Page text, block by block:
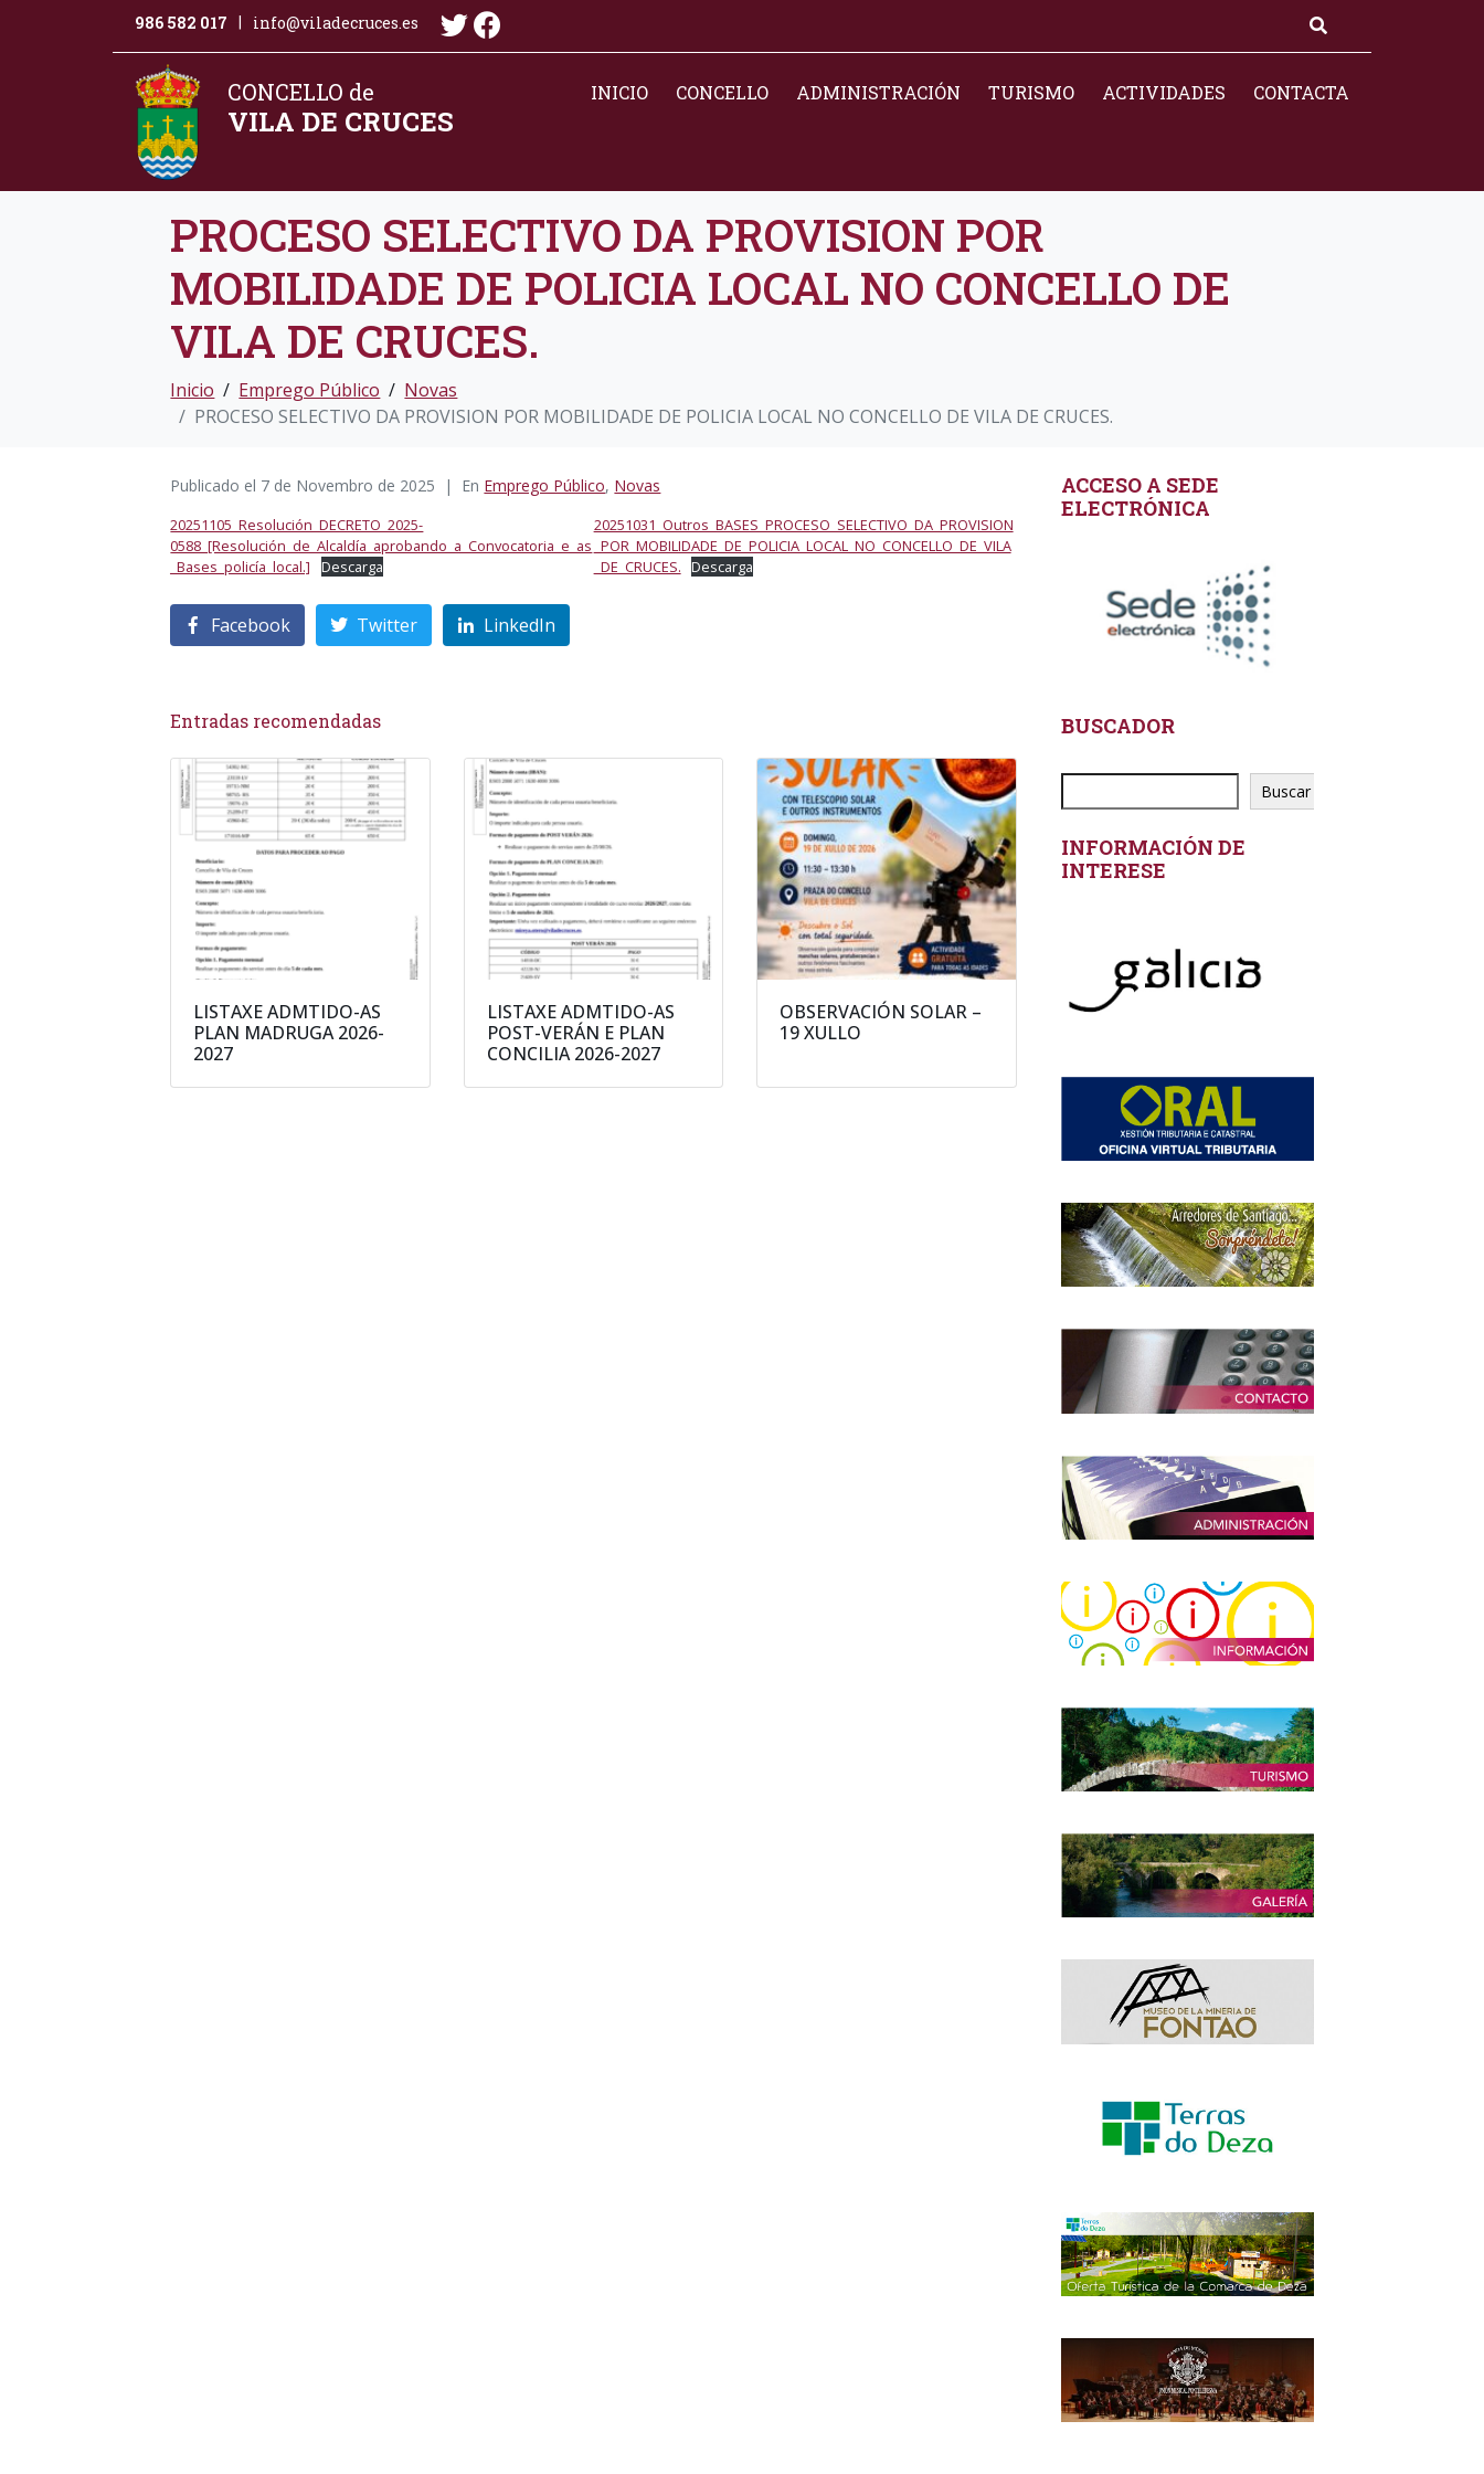
986 582 017 info@viladecruces.es
CONCELLO de
VILA DE CRUCES
INICIO CONCELLO ADMINISTRACIÓN TURISMO ACTIVIDADES CONTACTA
PROCESO SELECTIVO DA PROVISION POR
MOBILIDADE DE POLICIA LOCAL NO CONCELLO DE
VILA DE CRUCES.
Inicio Emprego Público
Novas
PROCESO SELECTIVO DA PROVISION POR MOBILIDADE DE POLICIA LOCAL NO CONCELLO DE VILA DE CRUCES.
Publicado el 7 de Novembro de 2025 En Emprego Público, Novas
20251105_Resolución_DECRETO_2025-
0588_[Resolución_de_Alcaldía_aprobando_a_Convocatoria_e_as
_Bases_policía_local.]
Descarga
20251031_Outros_BASES_PROCESO_SELECTIVO_DA_PROVISION
_POR_MOBILIDADE_DE_POLICIA_LOCAL_NO_CONCELLO_DE_VILA
_DE_CRUCES. Descarga
Facebook Twitter LinkedIn
Entradas recomendadas
LISTAXE ADMTIDO-AS
PLAN MADRUGA 2026-
2027
LISTAXE ADMTIDO-AS
POST-VERÁN E PLAN
CONCILIA 2026-2027
OBSERVACIÓN SOLAR –
19 XULLO
ACCESO A SEDE
ELECTRÓNICA
BUSCADOR
Buscar
INFORMACIÓN DE
INTERESE